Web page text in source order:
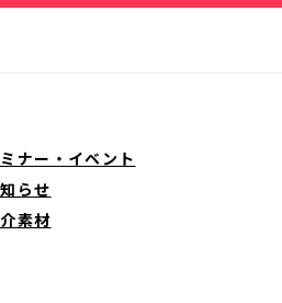
ナー・イベント
らせ
素材